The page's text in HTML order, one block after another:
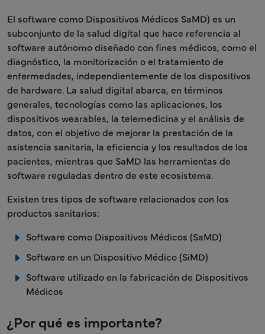
El software como Dispositivos Médicos SaMD) es un
subconjunto de la salud digital que hace referencia al
software autónomo diseñado con fines médicos, como el
diagnóstico, la monitorización o el tratamiento de
enfermedades, independientemente de los dispositivos
de hardware. La salud digital abarca, en términos
generales, tecnologías como las aplicaciones, los
dispositivos wearables, la telemedicina y el análisis de
datos, con el objetivo de mejorar la prestación de la
asistencia sanitaria, la eficiencia y los resultados de los
pacientes, mientras que SaMD las herramientas de
software reguladas dentro de este ecosistema.
Existen tres tipos de software relacionados con los
productos sanitarios:
Software como Dispositivos Médicos (SaMD)
Software en un Dispositivo Médico (SiMD)
Software utilizado en la fabricación de Dispositivos
Médicos
¿Por qué es importante?